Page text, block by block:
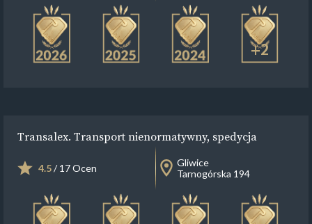
+2
Transalex. Transport nienormatywny, spedycja
4.5/ 17 Ocen
Gliwice
Tarnogórska 194